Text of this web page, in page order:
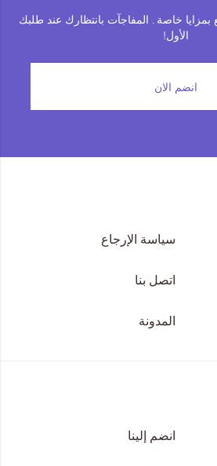
بمزايا خاصة . المفاجآت بانتظارك عند طلبك
الأول!
انضم الان
سياسة الإرجاع
اتصل بنا
المدونة
انضم إلينا